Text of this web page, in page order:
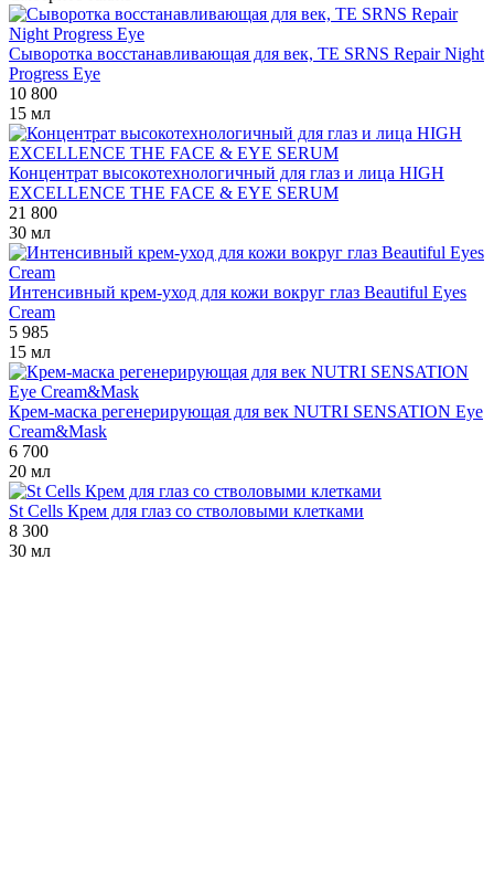
Сыворотка восстанавливающая для век, TE SRNS Repair Night
Progress Eye
10 800
15 мл
Концентрат высокотехнологичный для глаз и лица HIGH
EXCELLENCE THE FACE & EYE SERUM
21 800
30 мл
Интенсивный крем-уход для кожи вокруг глаз Beautiful Eyes
Cream
5 985
15 мл
Крем-маска регенерирующая для век NUTRI SENSATION Eye
Cream&Mask
6 700
20 мл
St Cells Крем для глаз со стволовыми клетками
8 300
30 мл